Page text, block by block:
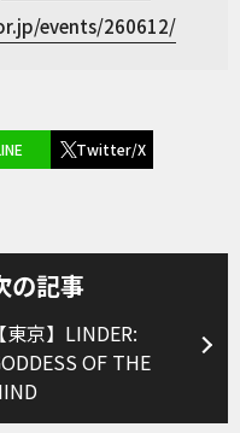
events/260612/
Twitter/X
の記事
【東京】LINDER:
OF THE